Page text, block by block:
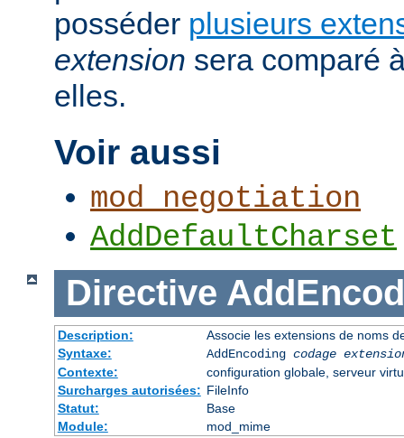
posséder plusieurs
extension sera comparé
elles.
Voir aussi
mod_negotiation
AddDefaultCharset
Directive
Description:
Associe les extensions de noms
Syntaxe:
AddEncoding codage
Contexte:
configuration globale, serveur
Surcharges autorisées: FileInfo
Statut:
Base
Module:
mod_mime